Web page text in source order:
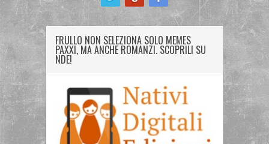
FRULLO NON SELEZIONA SOLO MEMES
PAXXI, MA ANCHE ROMANZI. SCOPRILI SU
NDE!